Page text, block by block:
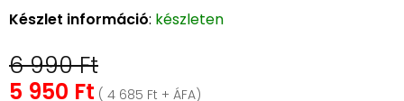
Készlet információ: készleten
6 990 Ft
5 950 Ft ( 4 685 Ft + ÁFA)